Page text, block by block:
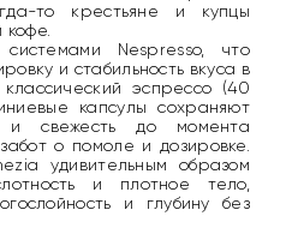
то крестьяне и купцы
Nespresso, что
и стабильность вкуса в
эспрессо (40
капсулы сохраняют
и свежесть до момента
о помоле и дозировке.
удивительным образом
и плотное тело,
и глубину без